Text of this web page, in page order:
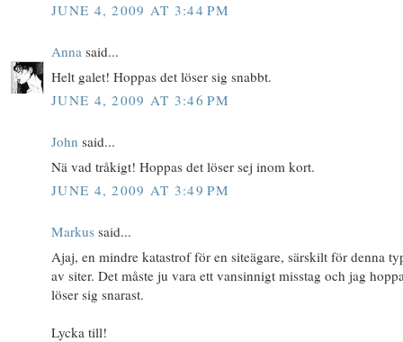
JUNE 4, 2009 AT 3:44 PM
Anna said...
Helt galet! Hoppas det löser sig snabbt.
JUNE 4, 2009 AT 3:46 PM
John said...
Nä vad tråkigt! Hoppas det löser sej inom kort.
JUNE 4, 2009 AT 3:49 PM
Markus said...
Ajaj, en mindre katastrof för en siteägare, särskilt för denna
av siter. Det måste ju vara ett vansinnigt misstag och jag
löser sig snarast.
Lycka till!